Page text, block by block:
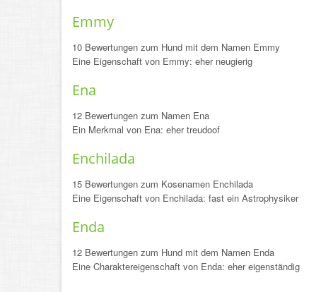
Emmy
10 Bewertungen zum Hund mit dem Namen Emmy
Eine Eigenschaft von Emmy: eher neugierig
Ena
12 Bewertungen zum Namen Ena
Ein Merkmal von Ena: eher treudoof
Enchilada
15 Bewertungen zum Kosenamen Enchilada
Eine Eigenschaft von Enchilada: fast ein Astrophysiker
Enda
12 Bewertungen zum Hund mit dem Namen Enda
Eine Charaktereigenschaft von Enda: eher eigenständig